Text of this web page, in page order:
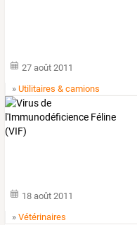
27 août 2011
»Utilitaires & camions
18 août 2011
»Vétérinaires